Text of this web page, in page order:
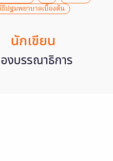
ธีปฐมพยาบาลเบื้องต้น
นักเขียน
งบรรณาธิการ